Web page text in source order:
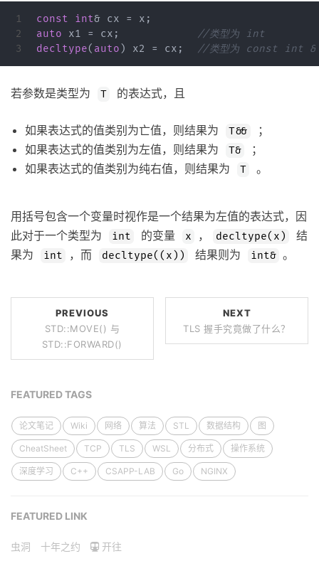
1
2
const int& cx = x ;
auto
x1 = cx ;
//类型为 int
decltype( auto ) x2 = cx ; //类型为 const int &
若参数是类型为 T 的表达式，且
如果表达式的值类别为亡值，则结果为 T&&
；
如果表达式的值类别为左值，则结果为
T&
；
如果表达式的值类别为纯右值，则结果为
T 。
用括号包含一个变量时视作是一个结果为左值的表达式，因
此对于一个类型为
int 的变量 x ， decltype(x)
结
果为
int ，而 decltype((x)) 结果则为 int& 。
PREVIOUS
STD::MOVE() 与
STD::FORWARD()
NEXT
TLS 握手究竟做了什么？
FEATURED TAGS
论文笔记 Wiki 网络 算法 STL 数据结构 图
CheatSheet TCP TLS WSL 分布式 操作系统
深度学习 C++ CSAPP-LAB Go NGINX
FEATURED LINK
虫洞 十年之约 开往